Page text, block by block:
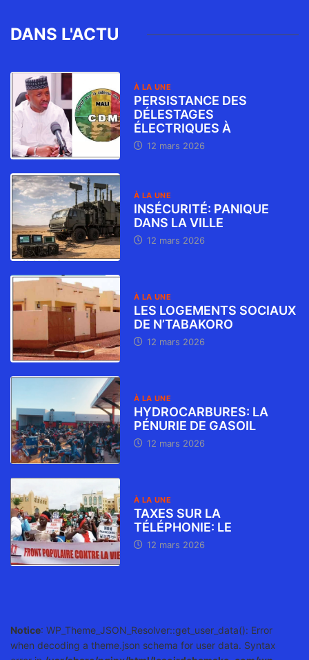
DANS L'ACTU
À LA UNE
PERSISTANCE DES
DÉLESTAGES
ÉLECTRIQUES À
12 mars 2026
À LA UNE
INSÉCURITÉ: PANIQUE
DANS LA VILLE
12 mars 2026
À LA UNE
LES LOGEMENTS SOCIAUX
DE N’TABAKORO
12 mars 2026
À LA UNE
HYDROCARBURES: LA
PÉNURIE DE GASOIL
12 mars 2026
À LA UNE
TAXES SUR LA
TÉLÉPHONIE: LE
12 mars 2026
Notice: WP_Theme_JSON_Resolver::get_user_data(): Error
when decoding a theme.json schema for user data. Syntax